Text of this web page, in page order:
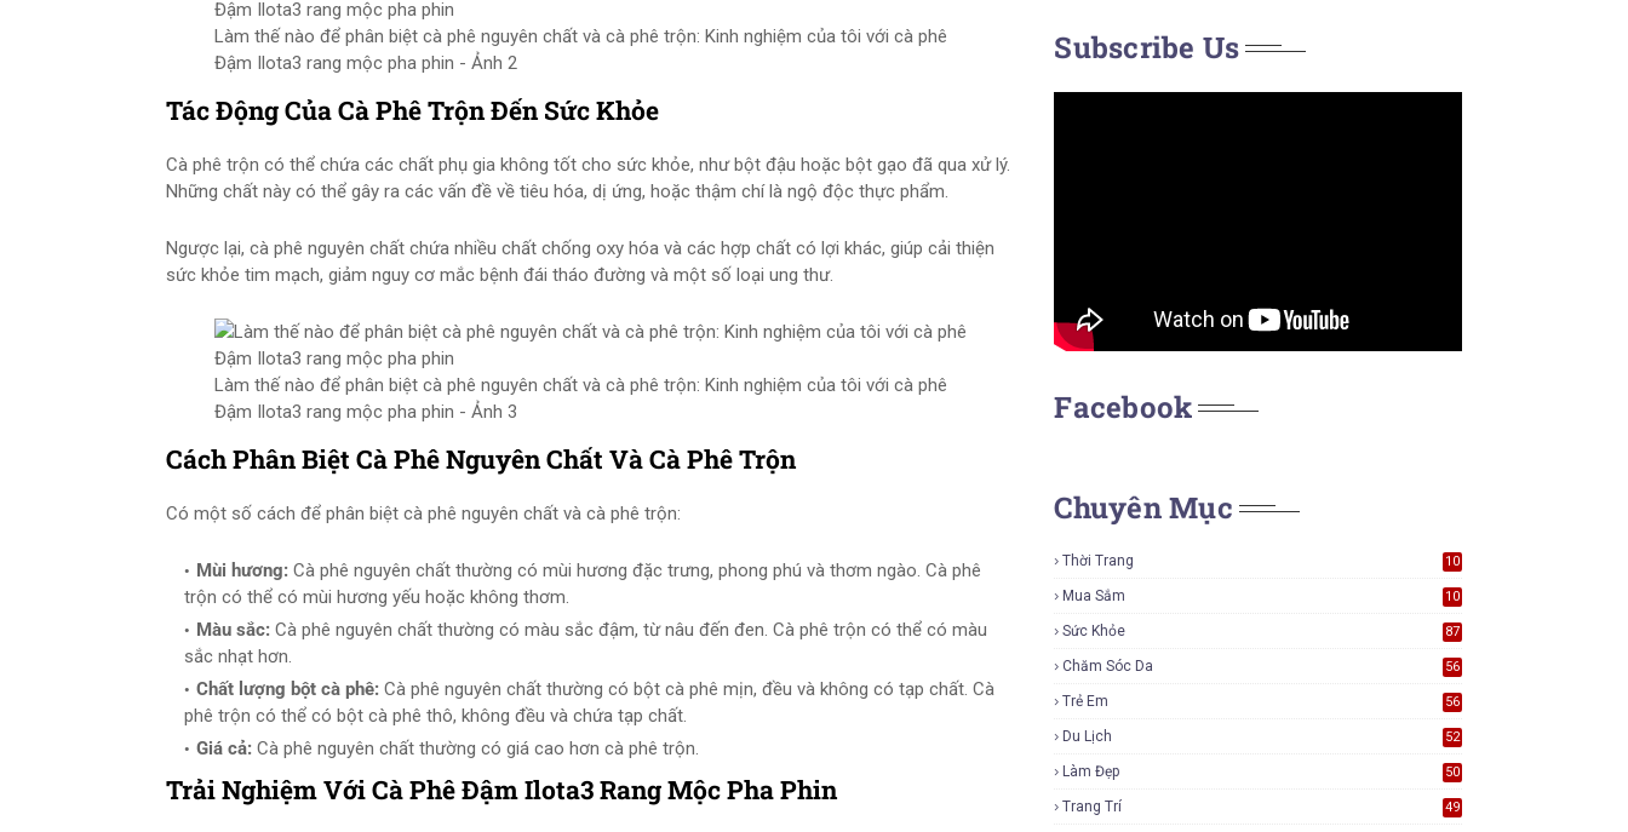
Làm thế nào để phân biệt cà phê nguyên chất và cà phê trộn: Kinh nghiệm của tôi với cà phê
Đậm Ilota3 rang mộc pha phin - Ảnh 2
Tác Động Của Cà Phê Trộn Đến Sức Khỏe
Cà phê trộn có thể chứa các chất phụ gia không tốt cho sức khỏe, như bột đậu hoặc bột gạo đã qua xử lý.
Những chất này có thể gây ra các vấn đề về tiêu hóa, dị ứng, hoặc thậm chí là ngộ độc thực phẩm.
Ngược lại, cà phê nguyên chất chứa nhiều chất chống oxy hóa và các hợp chất có lợi khác, giúp cải thiện
sức khỏe tim mạch, giảm nguy cơ mắc bệnh đái tháo đường và một số loại ung thư.
Làm thế nào để phân biệt cà phê nguyên chất và cà phê trộn: Kinh nghiệm của tôi với cà phê
Đậm Ilota3 rang mộc pha phin - Ảnh 3
Cách Phân Biệt Cà Phê Nguyên Chất Và Cà Phê Trộn
Có một số cách để phân biệt cà phê nguyên chất và cà phê trộn:
Mùi hương: Cà phê nguyên chất thường có mùi hương đặc trưng, phong phú và thơm ngào. Cà phê
trộn có thể có mùi hương yếu hoặc không thơm.
Màu sắc: Cà phê nguyên chất thường có màu sắc đậm, từ nâu đến đen. Cà phê trộn có thể có màu
sắc nhạt hơn.
Chất lượng bột cà phê: Cà phê nguyên chất thường có bột cà phê mịn, đều và không có tạp chất. Cà
phê trộn có thể có bột cà phê thô, không đều và chứa tạp chất.
Giá cả: Cà phê nguyên chất thường có giá cao hơn cà phê trộn.
Trải Nghiệm Với Cà Phê Đậm Ilota3 Rang Mộc Pha Phin
Subscribe Us
Facebook
Chuyên Mục
Thời Trang
10
Mua Sắm
10
Sức Khỏe 87
Chăm Sóc Da 56
Trẻ Em 56
Du Lịch 52
Làm Đẹp 50
Trang Trí 49